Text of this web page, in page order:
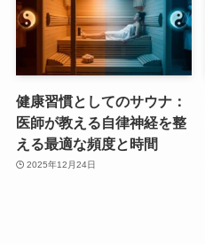
健康習慣としてのサウナ：
医師が教える自律神経を整
える最適な頻度と時間
2025年12月24日